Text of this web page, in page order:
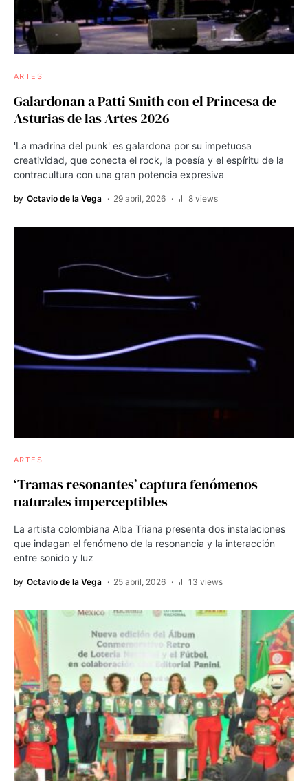
ARTES
Galardonan a Patti Smith con el Princesa de
Asturias de las Artes 2026
'La madrina del punk' es galardona por su impetuosa
creatividad, que conecta el rock, la poesía y el espíritu de la
contracultura con una gran potencia expresiva
by Octavio de la Vega 29 abril, 2026 8 views
ARTES
‘Tramas resonantes’ captura fenómenos
naturales imperceptibles
La artista colombiana Alba Triana presenta dos instalaciones
que indagan el fenómeno de la resonancia y la interacción
entre sonido y luz
by Octavio de la Vega 25 abril, 2026 13 views